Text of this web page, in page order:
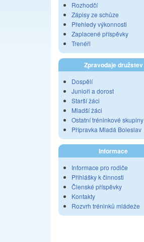
Rozhodčí
Zápisy ze schůze
Přehledy výkonnosti
Zaplacené příspěvky
Trenéři
Zpravodaje družstev
Dospělí
Junioři a dorost
Starší žáci
Mladší žáci
Ostatní tréninkové skupiny
Přípravka Mladá Boleslav
Informace
Informace pro rodiče
Přihlášky k činnosti
Členské příspěvky
Kontakty
Rozvrh tréninků mládeže